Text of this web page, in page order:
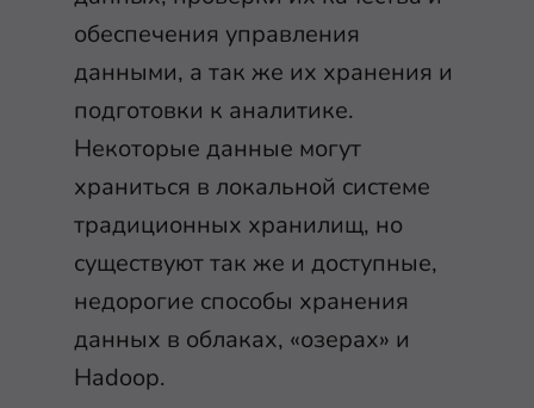
обеспечения управления
данными, а так же их хранения и
подготовки к аналитике.
Некоторые данные могут
храниться в локальной системе
традиционных хранилищ, но
существуют так же и доступные,
недорогие способы хранения
данных в облаках, «озерах» и
Hadoop.